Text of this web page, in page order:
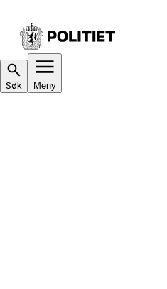
Søk Meny